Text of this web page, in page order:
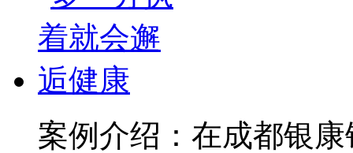
案例介绍：在成都银